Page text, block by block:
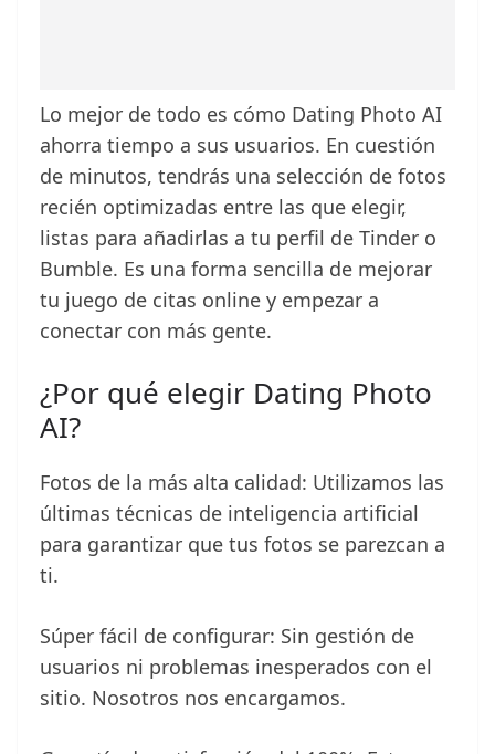
Lo mejor de todo es cómo Dating Photo AI
ahorra tiempo a sus usuarios. En cuestión
de minutos, tendrás una selección de fotos
recién optimizadas entre las que elegir,
listas para añadirlas a tu perfil de Tinder o
Bumble. Es una forma sencilla de mejorar
tu juego de citas online y empezar a
conectar con más gente.
¿Por qué elegir Dating Photo
AI?
Fotos de la más alta calidad: Utilizamos las
últimas técnicas de inteligencia artificial
para garantizar que tus fotos se parezcan a
ti.
Súper fácil de configurar: Sin gestión de
usuarios ni problemas inesperados con el
sitio. Nosotros nos encargamos.